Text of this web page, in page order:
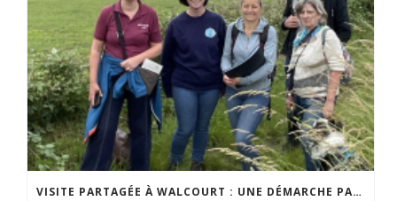
VISITE PARTAGÉE À WALCOURT : UNE DÉMARCHE PARTICIPATIVE ANIMÉE PAR ESPACE ENVIRONNEMENT